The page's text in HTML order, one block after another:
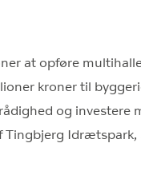
at opføre
kroner til
og investere
Tingbjerg